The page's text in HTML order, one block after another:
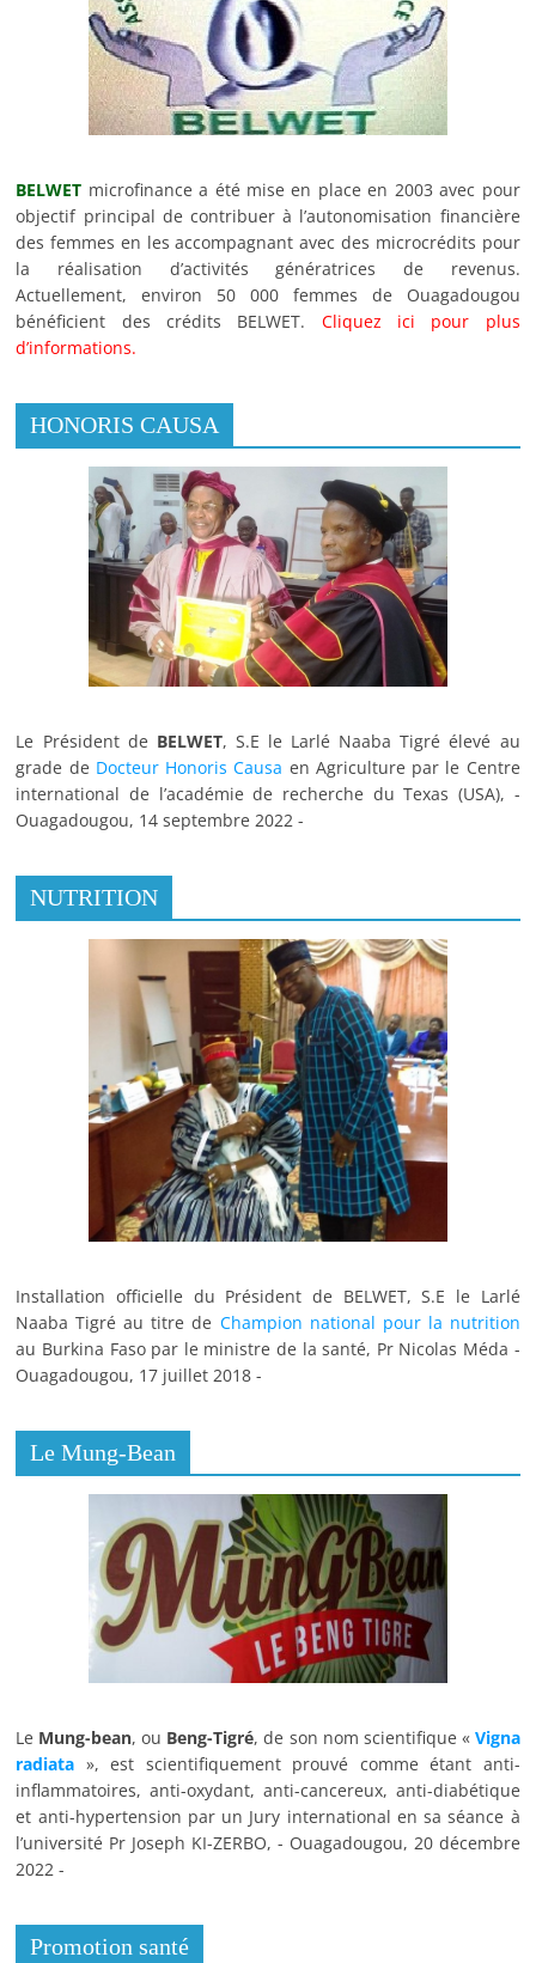
BELWET microfinance a été mise en place en 2003 avec pour
objectif principal de contribuer à l’autonomisation financière
des femmes en les accompagnant avec des microcrédits pour
la réalisation d’activités génératrices de revenus.
Actuellement, environ 50 000 femmes de Ouagadougou
bénéficient des crédits BELWET. Cliquez ici pour plus
d’informations.
HONORIS CAUSA
Le Président de BELWET, S.E le Larlé Naaba Tigré élevé au
grade de Docteur Honoris Causa en Agriculture par le Centre
international de l’académie de recherche du Texas (USA), -
Ouagadougou, 14 septembre 2022 -
NUTRITION
Installation officielle du Président de BELWET, S.E le Larlé
Naaba Tigré au titre de Champion national pour la nutrition
au Burkina Faso par le ministre de la santé, Pr Nicolas Méda -
Ouagadougou, 17 juillet 2018 -
Le Mung-Bean
Le Mung-bean, ou Beng-Tigré, de son nom scientifique « Vigna
radiata », est scientifiquement prouvé comme étant anti-
inflammatoires, anti-oxydant, anti-cancereux, anti-diabétique
et anti-hypertension par un Jury international en sa séance à
l’université Pr Joseph KI-ZERBO, - Ouagadougou, 20 décembre
2022 -
Promotion santé